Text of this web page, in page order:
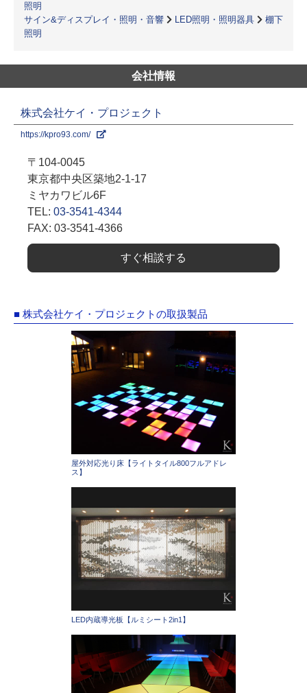
照明
サイン&ディスプレイ・照明・音響
LED照明・照明器具
棚下
照明
会社情報
株式会社ケイ・プロジェクト
https://kpro93.com/
〒104-0045
東京都中央区築地2-1-17
ミヤカワビル6F
TEL: 03-3541-4344
FAX: 03-3541-4366
すぐ相談する
■ 株式会社ケイ・プロジェクトの取扱製品
屋外対応光り床【ライトタイル800フルアドレ
ス】
LED内蔵導光板【ルミシート2in1】